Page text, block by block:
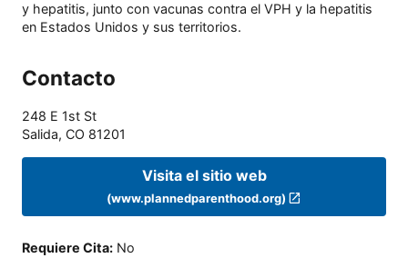
y hepatitis, junto con vacunas contra el VPH y la hepatitis
en Estados Unidos y sus territorios.
Contacto
248 E 1st St
Salida, CO 81201
Visita el sitio web
(www.plannedparenthood.org)
Requiere Cita: No